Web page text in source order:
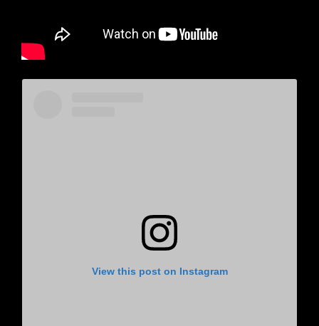
View this post on Instagram